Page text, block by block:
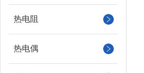
热电阻
热电偶